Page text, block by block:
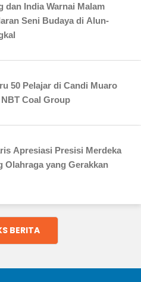
dan India Warnai Malam
Seni Budaya di Alun-
50 Pelajar di Candi Muaro
Coal Group
Apresiasi Presisi Merdeka
Olahraga yang Gerakkan
BERITA